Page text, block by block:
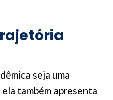
seja uma
também apresenta